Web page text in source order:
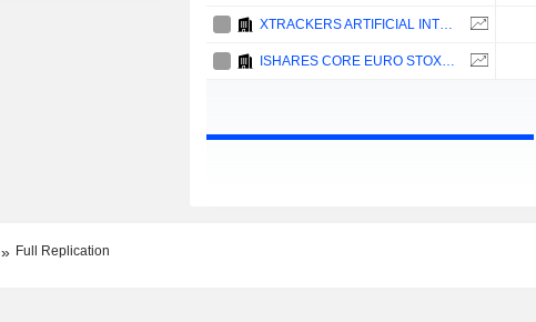
XTRACKERS ARTIFICIAL INTELLIGENCE & BIG DATA UCITS ETF 1C - USD
ISHARES CORE EURO STOXX 50 UCITS ETF (DIST) - EUR
Full Replication